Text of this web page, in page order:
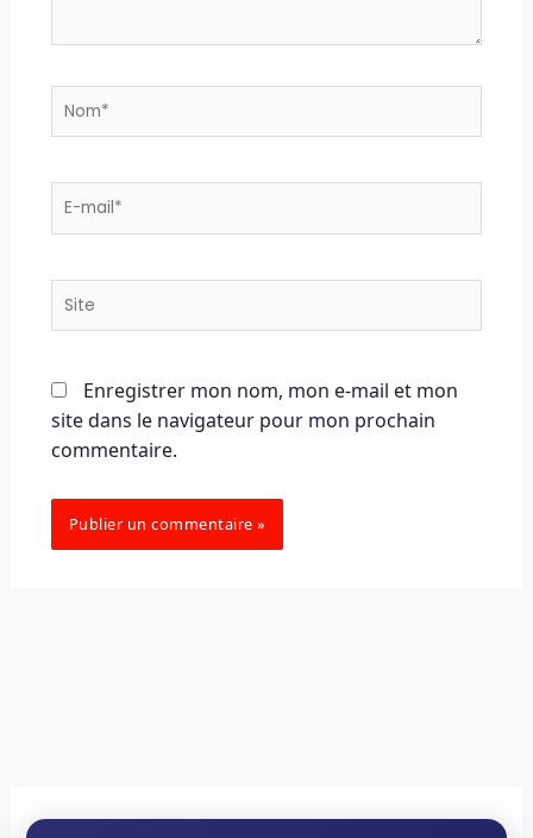
Nom*
E-
Site
Enregistrer mon nom, mon e-mail et mon
site dans le navigateur pour mon prochain
commentaire.